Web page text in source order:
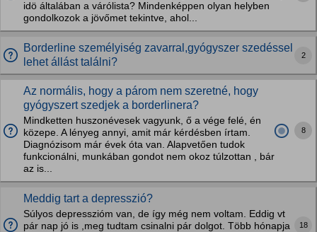
idö általában a várólista? Mindenképpen olyan helyben
gondolkozok a jövőmet tekintve, ahol...
Borderline személyiség zavarral,gyógyszer szedéssel
lehet állást találni?
2
Az normális, hogy a párom nem szeretné, hogy
gyógyszert szedjek a borderlinera?
Mindketten huszonévesek vagyunk, ő a vége felé, én
közepe. A lényeg annyi, amit már kérdésben írtam.
Diagnózisom már évek óta van. Alapvetően tudok
funkcionálni, munkában gondot nem okoz túlzottan , bár
az is...
8
Meddig tart a depresszió?
Súlyos depresszióm van, de így még nem voltam. Eddig vt
pár nap jó is ,meg tudtam csinalni pár dolgot. Több hónapja
18